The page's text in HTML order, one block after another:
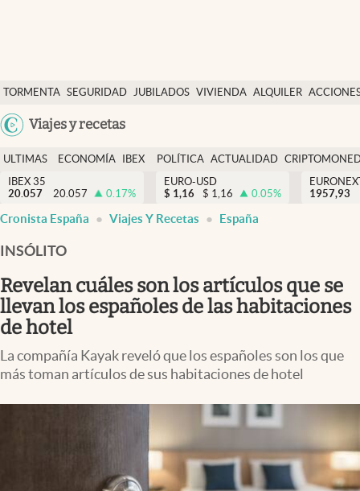
TORMENTA SEGURIDAD JUBILADOS VIVIENDA ALQUILER
USA
Viajes y recetas
Economía y finanzas
Política
Actualidad
Criptomonedas
España
ULTIMAS
NOTICIAS
ECONOMÍA
FINANZAS
IBEX
EURO
POLÍTICA ACTUALIDAD
IBEX 35
20.057
20.057 0.17%
EURO-USD
$ 1,16 $ 1,16 0.05%
1957,93
Cronista España Viajes Y Recetas España
INSÓLITO
Revelan cuáles son los artículos que se
llevan los españoles de las habitaciones
de hotel
La compañía Kayak reveló que los españoles son los que
más toman artículos de sus habitaciones de hotel